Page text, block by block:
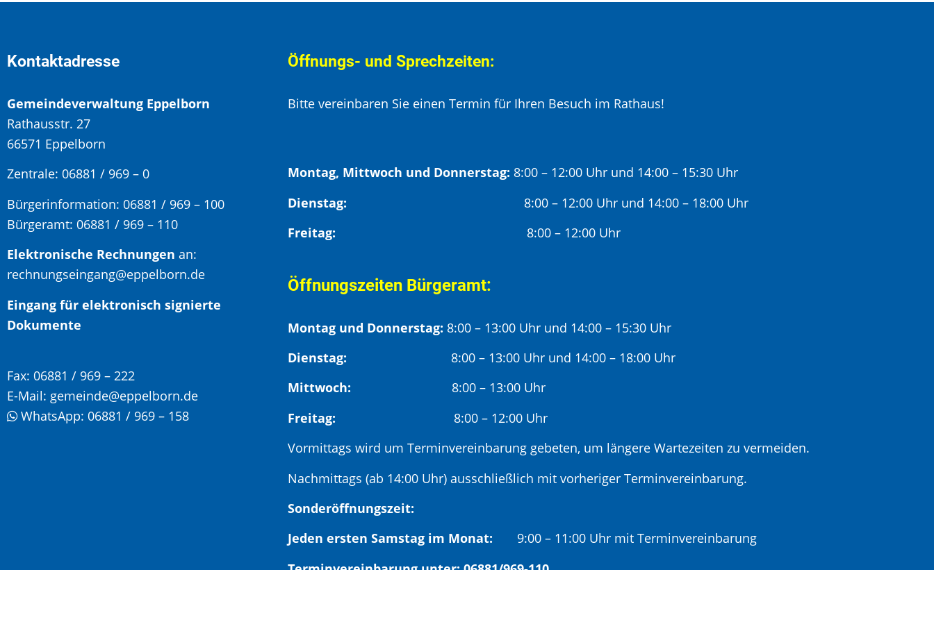
Kontaktadresse
Gemeindeverwaltung Eppelborn
Rathausstr. 27
66571 Eppelborn
Zentrale: 06881 / 969 – 0
Bürgerinformation: 06881 / 969 – 100
Bürgeramt: 06881 / 969 – 110
Elektronische Rechnungen an:
rechnungseingang@eppelborn.de
Eingang für elektronisch signierte
Dokumente
Fax: 06881 / 969 – 222
E-Mail: gemeinde@eppelborn.de
WhatsApp: 06881 / 969 – 158
Öffnungs- und Sprechzeiten:
Bitte vereinbaren Sie einen Termin für Ihren Besuch im Rathaus!
Montag, Mittwoch und Donnerstag: 8:00 – 12:00 Uhr und 14:00 – 15:30 Uhr
Dienstag: 8:00 – 12:00 Uhr und 14:00 – 18:00 Uhr
Freitag:
8:00 – 12:00 Uhr
Öffnungszeiten Bürgeramt:
Montag und Donnerstag: 8:00 – 13:00 Uhr und 14:00 – 15:30 Uhr
Dienstag: 8:00 – 13:00 Uhr und 14:00 – 18:00 Uhr
Mittwoch: 8:00 – 13:00 Uhr
Freitag:
8:00 – 12:00 Uhr
Vormittags wird um Terminvereinbarung gebeten, um längere Wartezeiten zu vermeiden.
Nachmittags (ab 14:00 Uhr) ausschließlich mit vorheriger Terminvereinbarung.
Sonderöffnungszeit:
Jeden ersten Samstag im Monat: 9:00 – 11:00 Uhr mit Terminvereinbarung
Terminvereinbarung unter: 06881/969-110